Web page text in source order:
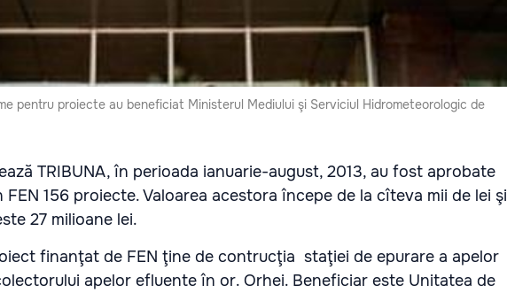
pentru proiecte au beneficiat Ministerul Mediului şi Serviciul Hidrometeorologic de
TRIBUNA, în perioada ianuarie-august, 2013, au fost aprobate
156 proiecte. Valoarea acestora începe de la cîteva mii de lei şi
27 milioane lei.
finanţat de FEN ţine de contrucţia staţiei de epurare a apelor
apelor efluente în or. Orhei. Beneficiar este Unitatea de